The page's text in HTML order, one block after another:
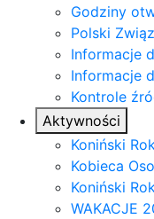
Godziny
Polski
Informacje
Informacje
Kontrole
Aktywności
Koniński
Kobieca
Koniński
WAKACJE